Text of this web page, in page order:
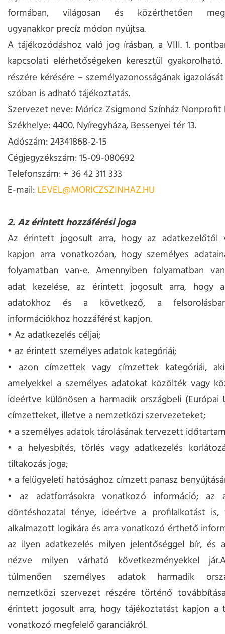
formában, világosan és közérthetően
ugyanakkor precíz módon nyújtsa.
A tájékozódáshoz való jog írásban, a VIII. 1.
kapcsolati elérhetőségeken keresztül
részére kérésére – személyazonosságának
szóban is adható tájékoztatás.
Szervezet neve: Móricz Zsigmond Színház Nonprofit
Székhelye: 4400. Nyíregyháza, Bessenyei tér 13.
Adószám: 24341868-2-15
Cégjegyzékszám: 15-09-080692
Telefonszám: + 36 42 311 333
E-mail:LEVEL@MORICZSZINHAZ.HU
2. Az érintett hozzáférési joga
Az érintett jogosult arra, hogy az adatkezelőtől
kapjon arra vonatkozóan, hogy személyes
folyamatban van-e. Amennyiben folyamatban
adat kezelése, az érintett jogosult arra, hogy
adatokhoz és a következő, a
információkhoz hozzáférést kapjon.
• Az adatkezelés céljai;
• az érintett személyes adatok kategóriái;
• azon címzettek vagy címzettek kategóriái,
amelyekkel a személyes adatokat közölték vagy
ideértve különösen a harmadik országbeli (Európai
címzetteket, illetve a nemzetközi szervezeteket;
• a személyes adatok tárolásának tervezett
• a helyesbítés, törlés vagy adatkezelés
tiltakozás joga;
• a felügyeleti hatósághoz címzett panasz
• az adatforrásokra vonatkozó információ; az
döntéshozatal ténye, ideértve a profilalkotást is,
alkalmazott logikára és arra vonatkozó érthető
az ilyen adatkezelés milyen jelentőséggel bír, és
nézve milyen várható következményekkel
túlmenően személyes adatok harmadik
nemzetközi szervezet részére történő
érintett jogosult arra, hogy tájékoztatást kapjon a
vonatkozó megfelelő garanciákról.